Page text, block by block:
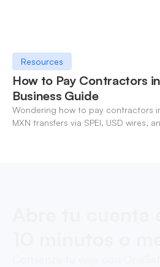
Resources
How to Pay Contractors
Business Guide
Wondering how to pay contractors
MXN transfers via SPEI, USD wires,